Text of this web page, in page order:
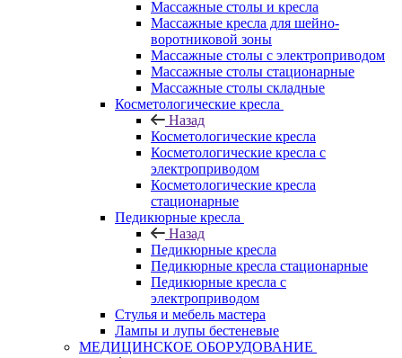
Массажные столы и кресла
Массажные кресла для шейно-
воротниковой зоны
Массажные столы с электроприводом
Массажные столы стационарные
Массажные столы складные
Косметологические кресла
Назад
Косметологические кресла
Косметологические кресла с
электроприводом
Косметологические кресла
стационарные
Педикюрные кресла
Назад
Педикюрные кресла
Педикюрные кресла стационарные
Педикюрные кресла с
электроприводом
Стулья и мебель мастера
Лампы и лупы бестеневые
МЕДИЦИНСКОЕ ОБОРУДОВАНИЕ